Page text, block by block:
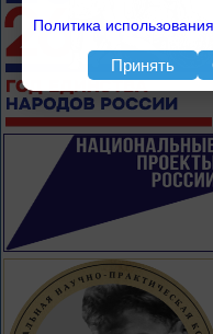
Политика
Принять